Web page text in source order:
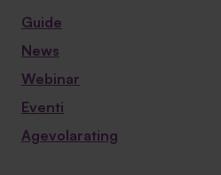
Guide
News
Webinar
Eventi
Agevolarating